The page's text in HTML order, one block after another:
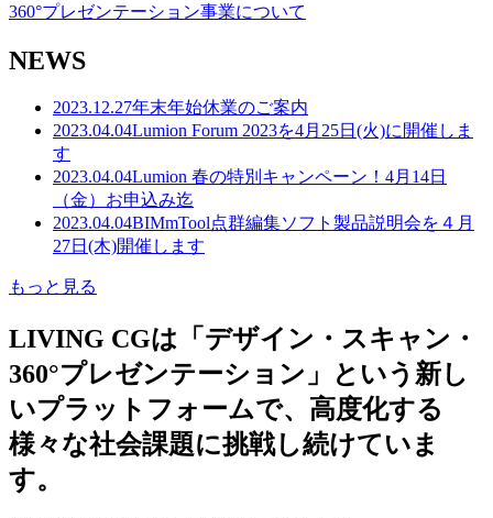
360°プレゼンテーション事業について
NEWS
2023.12.27年末年始休業のご案内
2023.04.04Lumion Forum 2023を4月25日(火)に開催しま
す
2023.04.04Lumion 春の特別キャンペーン！4月14日
（金）お申込み迄
2023.04.04BIMmTool点群編集ソフト製品説明会を４月
27日(木)開催します
もっと見る
LIVING CGは「デザイン・スキャン・
360°プレゼンテーション」という新し
いプラットフォームで、高度化する
様々な社会課題に挑戦し続けていま
す。